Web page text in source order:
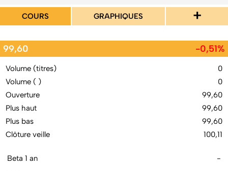
COURS GRAPHIQUES +
99,60 -0,51%
Volume (titres)
0
Volume ( )
0
Ouverture
99,60
Plus haut
99,60
Plus bas
99,60
Clôture veille
100,11
Beta 1 an
-